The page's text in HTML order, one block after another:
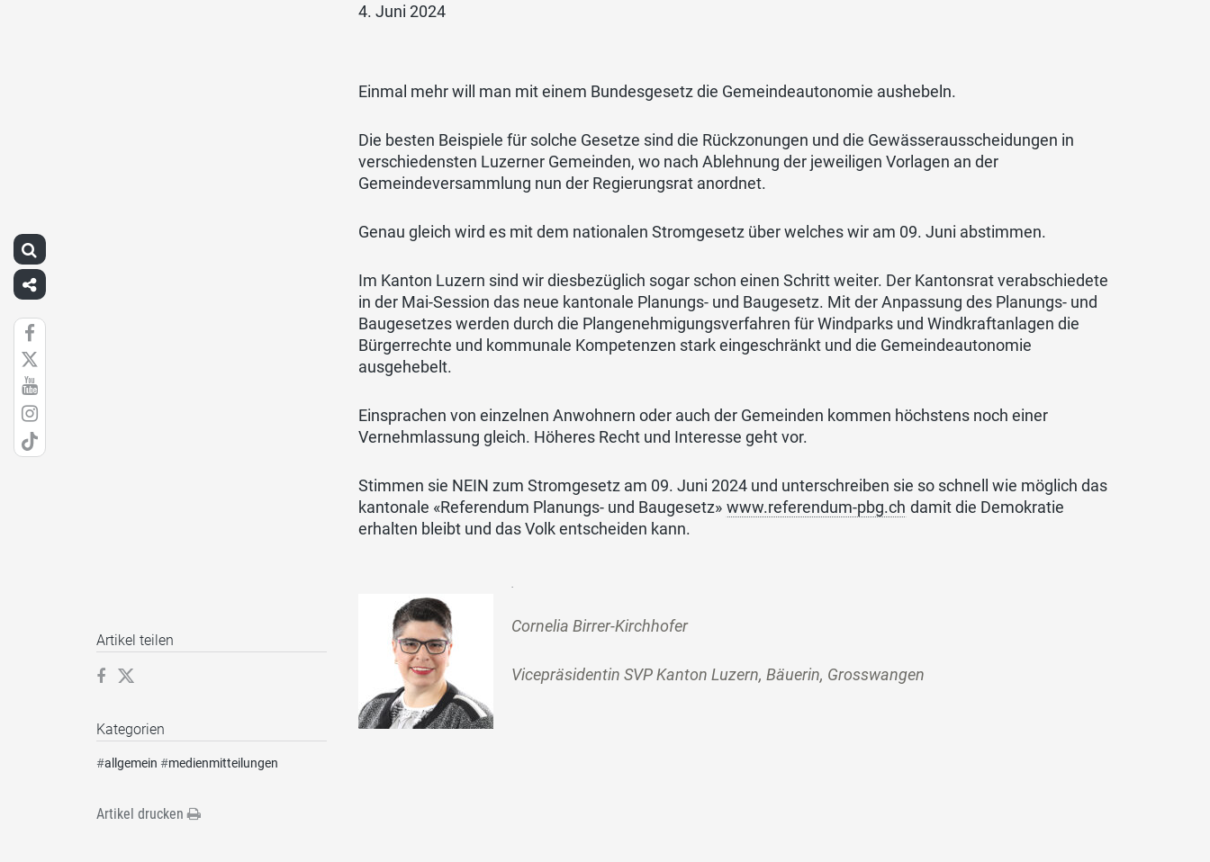
4. Juni 2024
Einmal mehr will man mit einem Bundesgesetz die Gemeindeautonomie aushebeln.
Die besten Beispiele für solche Gesetze sind die Rückzonungen und die Gewässerausscheidungen in
verschiedensten Luzerner Gemeinden, wo nach Ablehnung der jeweiligen Vorlagen an der
Gemeindeversammlung nun der Regierungsrat anordnet.
Genau gleich wird es mit dem nationalen Stromgesetz über welches wir am 09. Juni abstimmen.
Im Kanton Luzern sind wir diesbezüglich sogar schon einen Schritt weiter. Der Kantonsrat verabschiedete
in der Mai-Session das neue kantonale Planungs- und Baugesetz. Mit der Anpassung des Planungs- und
Baugesetzes werden durch die Plangenehmigungsverfahren für Windparks und Windkraftanlagen die
Bürgerrechte und kommunale Kompetenzen stark eingeschränkt und die Gemeindeautonomie
ausgehebelt.
Einsprachen von einzelnen Anwohnern oder auch der Gemeinden kommen höchstens noch einer
Vernehmlassung gleich. Höheres Recht und Interesse geht vor.
Stimmen sie NEIN zum Stromgesetz am 09. Juni 2024 und unterschreiben sie so schnell wie möglich das
kantonale «Referendum Planungs- und Baugesetz» www.referendum-pbg.ch damit die Demokratie
erhalten bleibt und das Volk entscheiden kann.
Cornelia Birrer-Kirchhofer
Vicepräsidentin SVP Kanton Luzern, Bäuerin, Grosswangen
Artikel teilen
Kategorien
#allgemein #medienmitteilungen
Artikel drucken